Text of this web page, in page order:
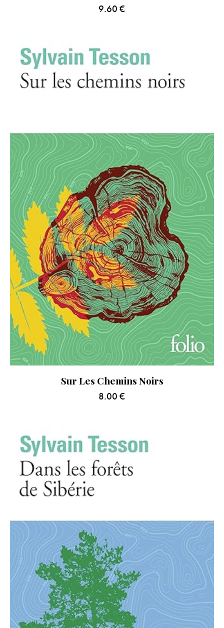
9.60 €
Sur Les Chemins Noirs
8.00 €